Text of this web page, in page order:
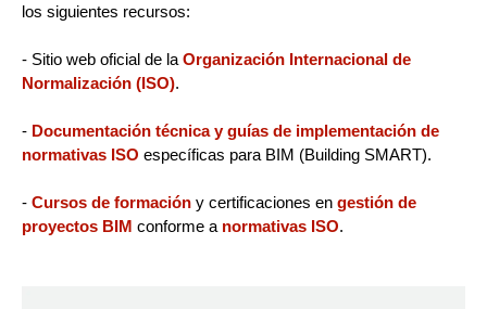
los siguientes recursos:
- Sitio web oficial de la Organización Internacional de
Normalización (ISO).
- Documentación técnica y guías de implementación de
normativas ISO específicas para BIM (Building SMART).
- Cursos de formación y certificaciones en gestión de
proyectos BIM conforme a normativas ISO.